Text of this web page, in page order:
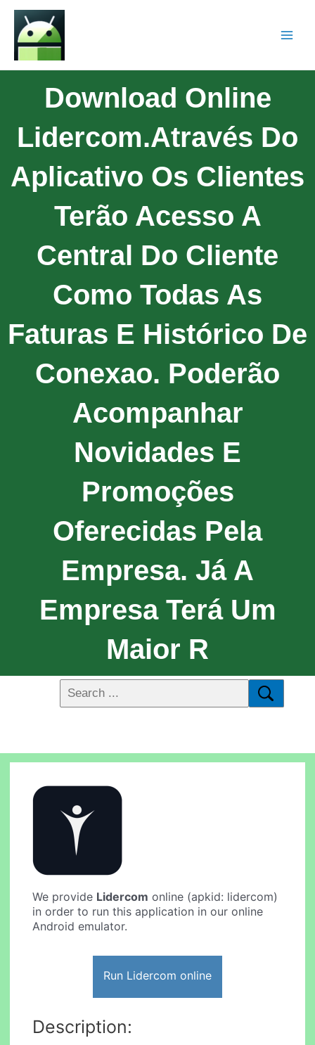
Download Online
Lidercom.Através Do
Aplicativo Os Clientes
Terão Acesso A
Central Do Cliente
Como Todas As
Faturas E Histórico De
Conexao. Poderão
Acompanhar
Novidades E
Promoções
Oferecidas Pela
Empresa. Já A
Empresa Terá Um
Maior R
We provide Lidercom online (apkid: lidercom)
in order to run this application in our online
Android emulator.
Run Lidercom online
Description: